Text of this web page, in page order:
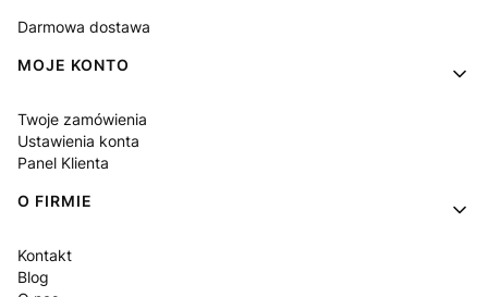
Darmowa dostawa
MOJE KONTO
Twoje zamówienia
Ustawienia konta
Panel Klienta
O FIRMIE
Kontakt
Blog